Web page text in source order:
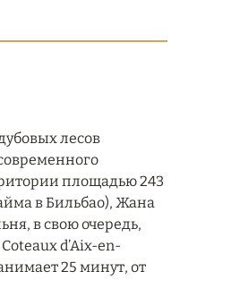
лесов
площадью 243
в Бильбао), Жана
в свою очередь,
d’Aix-en-
25 минут, от